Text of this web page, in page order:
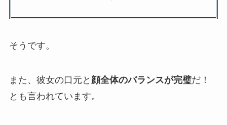
そうです。
また、彼女の口元と 顔全体のバランスが完璧だ！
とも言われています。